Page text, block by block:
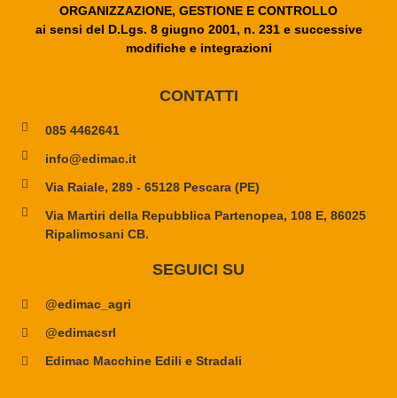
ORGANIZZAZIONE, GESTIONE E CONTROLLO
ai sensi del D.Lgs. 8 giugno 2001, n. 231 e successive
modifiche e integrazioni
CONTATTI
085 4462641
info@edimac.it
Via Raiale, 289 - 65128 Pescara (PE)
Via Martiri della Repubblica Partenopea, 108 E, 86025
Ripalimosani CB.
SEGUICI SU
@edimac_agri
@edimacsrl
Edimac Macchine Edili e Stradali